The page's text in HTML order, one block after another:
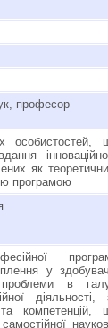
професор
особистостей,
як
програмою
у
проблеми в
діяльності,
компетенцій,